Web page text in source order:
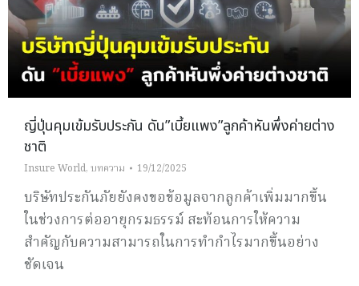
ญี่ปุ่นคุมเข้มรับประกัน ดัน”เบี้ยแพง”ลูกค้าหันพึ่งค่ายต่าง
ชาติ
Insure World, บทความ 19/12/2025
บริษัทประกันภัยยังคงขอข้อมูลจากลูกค้าเพิ่มมากขึ้น
ในช่วงการต่ออายุกรมธรรม์ สะท้อนการให้ความ
สำคัญกับความสามารถในการทำกำไรมากขึ้นอย่าง
ชัดเจน